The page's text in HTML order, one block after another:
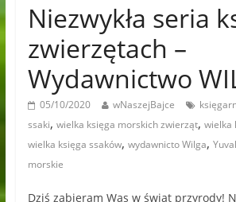
Niezwykła seria
zwierzętach –
Wydawnictwo
05/10/2020 wNaszejBajce
ssaki, wielka księga morskich zwierząt, wielka
wielka księga ssaków, wydawnicto Wilga,
morskie
Dziś zabieram Was w świat przyrody!